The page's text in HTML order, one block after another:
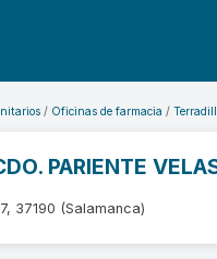
Oficinas de farmacia
PARIENTE
37190 (Salamanca)